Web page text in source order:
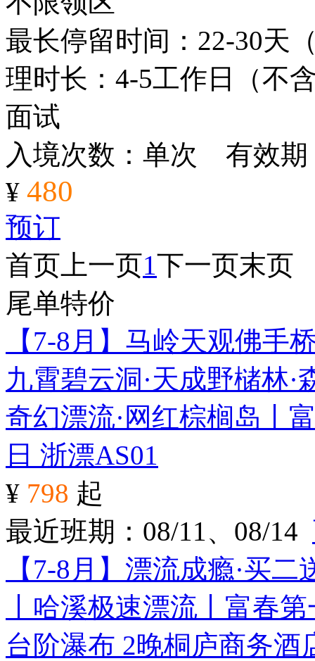
最长停留时间：22-30天
理时长：4-5工作日（不
面试
入境次数：单次 有效期
¥ 480
预订
首页 上一页1下一页末页
尾单特价
【7-8月】马岭天观佛手
九霄碧云洞·天成野槠林
奇幻漂流·网红棕榈岛丨
日 浙漂AS01
¥ 798 起
最近班期：08/11、08/14
【7-8月】漂流成瘾·买
丨哈溪极速漂流丨富春
台阶瀑布 2晚桐庐商务